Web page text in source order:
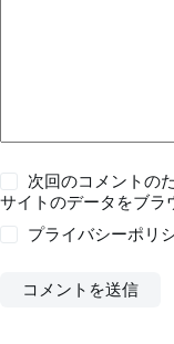
次回のコメントの
サイトのデータをブラ
プライバシーポリ
コメントを送信